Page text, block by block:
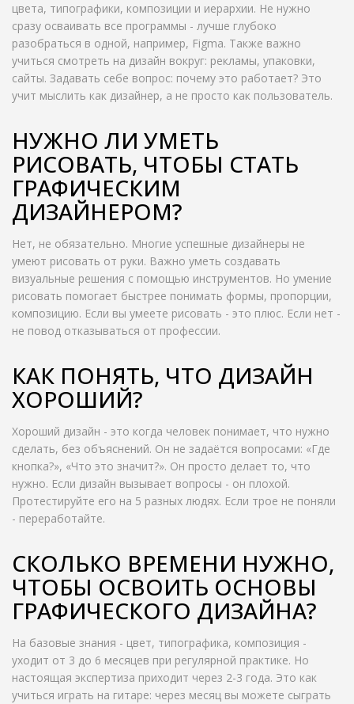
цвета, типографики, композиции и иерархии. Не нужно
сразу осваивать все программы - лучше глубоко
разобраться в одной, например, Figma. Также важно
учиться смотреть на дизайн вокруг: рекламы, упаковки,
сайты. Задавать себе вопрос: почему это работает? Это
учит мыслить как дизайнер, а не просто как пользователь.
НУЖНО ЛИ УМЕТЬ
РИСОВАТЬ, ЧТОБЫ СТАТЬ
ГРАФИЧЕСКИМ
ДИЗАЙНЕРОМ?
Нет, не обязательно. Многие успешные дизайнеры не
умеют рисовать от руки. Важно уметь создавать
визуальные решения с помощью инструментов. Но умение
рисовать помогает быстрее понимать формы, пропорции,
композицию. Если вы умеете рисовать - это плюс. Если нет -
не повод отказываться от профессии.
КАК ПОНЯТЬ, ЧТО ДИЗАЙН
ХОРОШИЙ?
Хороший дизайн - это когда человек понимает, что нужно
сделать, без объяснений. Он не задаётся вопросами: «Где
кнопка?», «Что это значит?». Он просто делает то, что
нужно. Если дизайн вызывает вопросы - он плохой.
Протестируйте его на 5 разных людях. Если трое не поняли
- переработайте.
СКОЛЬКО ВРЕМЕНИ НУЖНО,
ЧТОБЫ ОСВОИТЬ ОСНОВЫ
ГРАФИЧЕСКОГО ДИЗАЙНА?
На базовые знания - цвет, типографика, композиция -
уходит от 3 до 6 месяцев при регулярной практике. Но
настоящая экспертиза приходит через 2-3 года. Это как
учиться играть на гитаре: через месяц вы можете сыграть